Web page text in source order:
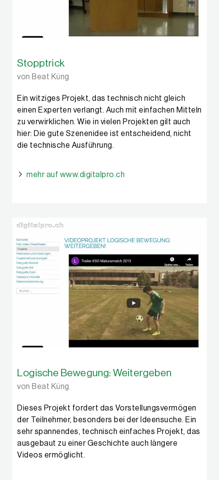
Stopptrick
von Beat Küng
Ein witziges Projekt, das technisch nicht gleich
einen Experten verlangt. Auch mit einfachen Mitteln
zu verwirklichen. Wie in vielen Projekten gilt auch
hier: Die gute Szenenidee ist entscheidend, nicht
die technische Ausführung.
mehr auf www.digitalpro.ch
Logische Bewegung: Weitergeben
von Beat Küng
Dieses Projekt fordert das Vorstellungsvermögen
der Teilnehmer, besonders bei der Ideensuche. Ein
sehr spannendes, technisch einfaches Projekt, das
ausgebaut zu einer Geschichte auch längere
Videos ermöglicht.